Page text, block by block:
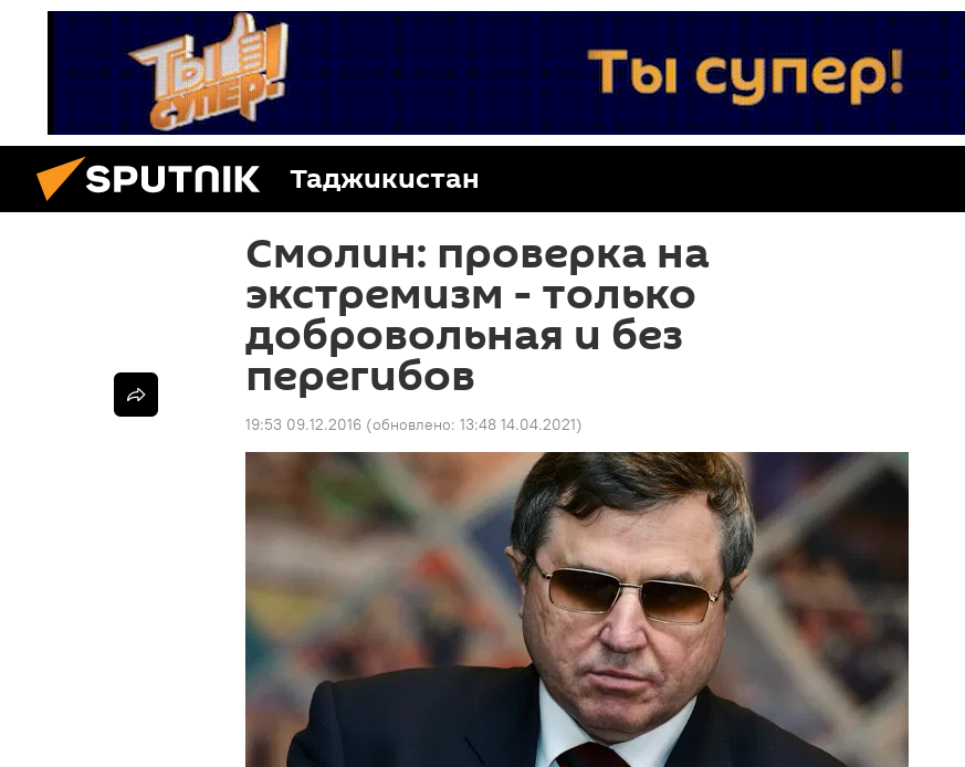
Таджикистан
Смолин: проверка на
экстремизм - только
добровольная и без
перегибов
19:53 09.12.2016 (обновлено: 13:48 14.04.2021)